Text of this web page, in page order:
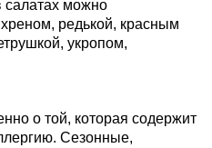
салатах можно
редькой, красным
укропом,
о той, которая содержит
Сезонные,